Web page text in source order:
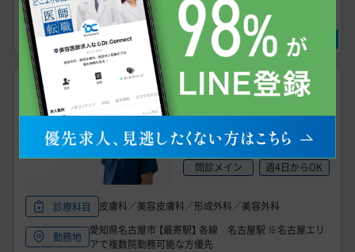
求人に問い合わせる
常勤 急募 NEW
3,000万円〜3,800
万円
未経験可
手技あり
問診メイン
週4日からOK
診療科目 皮膚科／美容皮膚科／形成外科／美容外科
勤務地
愛知県名古屋市 【最寄駅】 各線 名古屋駅 ※名古屋エリ
アで複数院勤務可能な方優先